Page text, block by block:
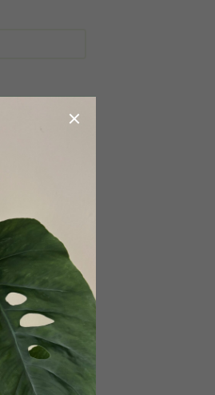
podmínkami
registrace.